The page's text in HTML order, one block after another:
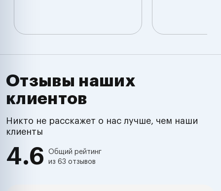
Отзывы наших
клиентов
Никто не расскажет о нас лучше, чем наши
клиенты
4.6
Общий рейтинг
из 63 отзывов